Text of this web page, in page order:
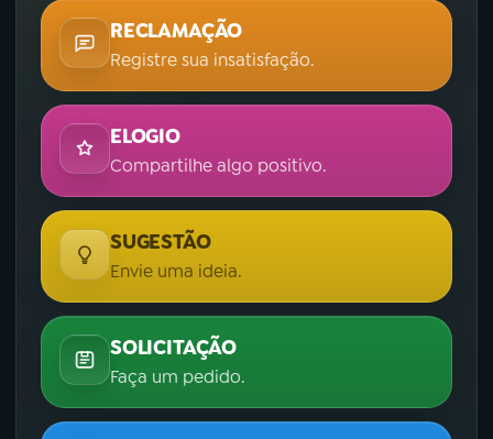
RECLAMAÇÃO
Registre sua insatisfação.
ELOGIO
Compartilhe algo positivo.
SUGESTÃO
Envie uma ideia.
SOLICITAÇÃO
Faça um pedido.